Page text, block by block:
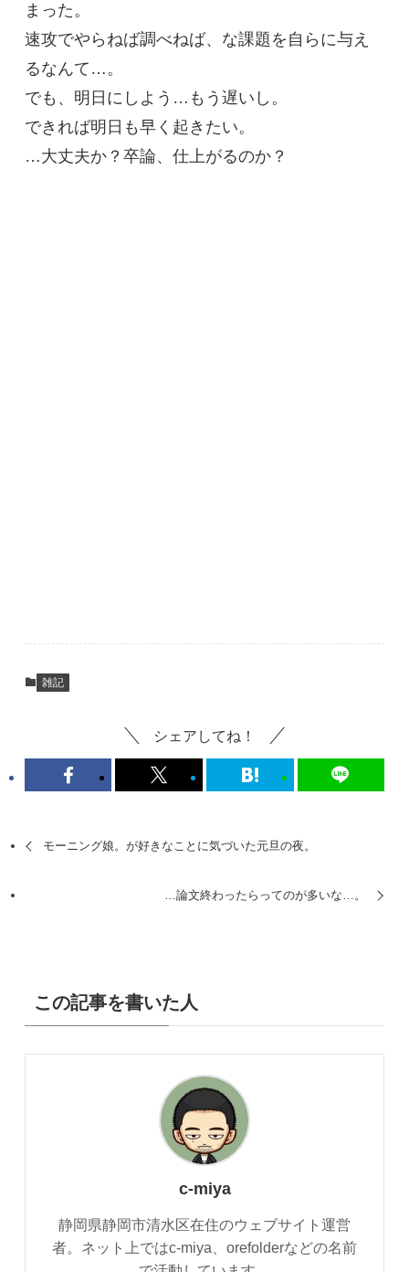
まった。
速攻でやらねば調べねば、な課題を自らに与え
るなんて…。
でも、明日にしよう…もう遅いし。
できれば明日も早く起きたい。
…大丈夫か？卒論、仕上がるのか？
雑記
シェアしてね！
モーニング娘。が好きなことに気づいた元旦の夜。
…論文終わったらってのが多いな…。
この記事を書いた人
c-miya
静岡県静岡市清水区在住のウェブサイト運営
者。ネット上ではc-miya、orefolderなどの名前